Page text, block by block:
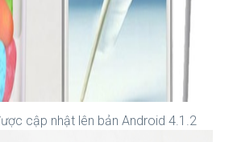
cập nhật lên bản Android 4.1.2